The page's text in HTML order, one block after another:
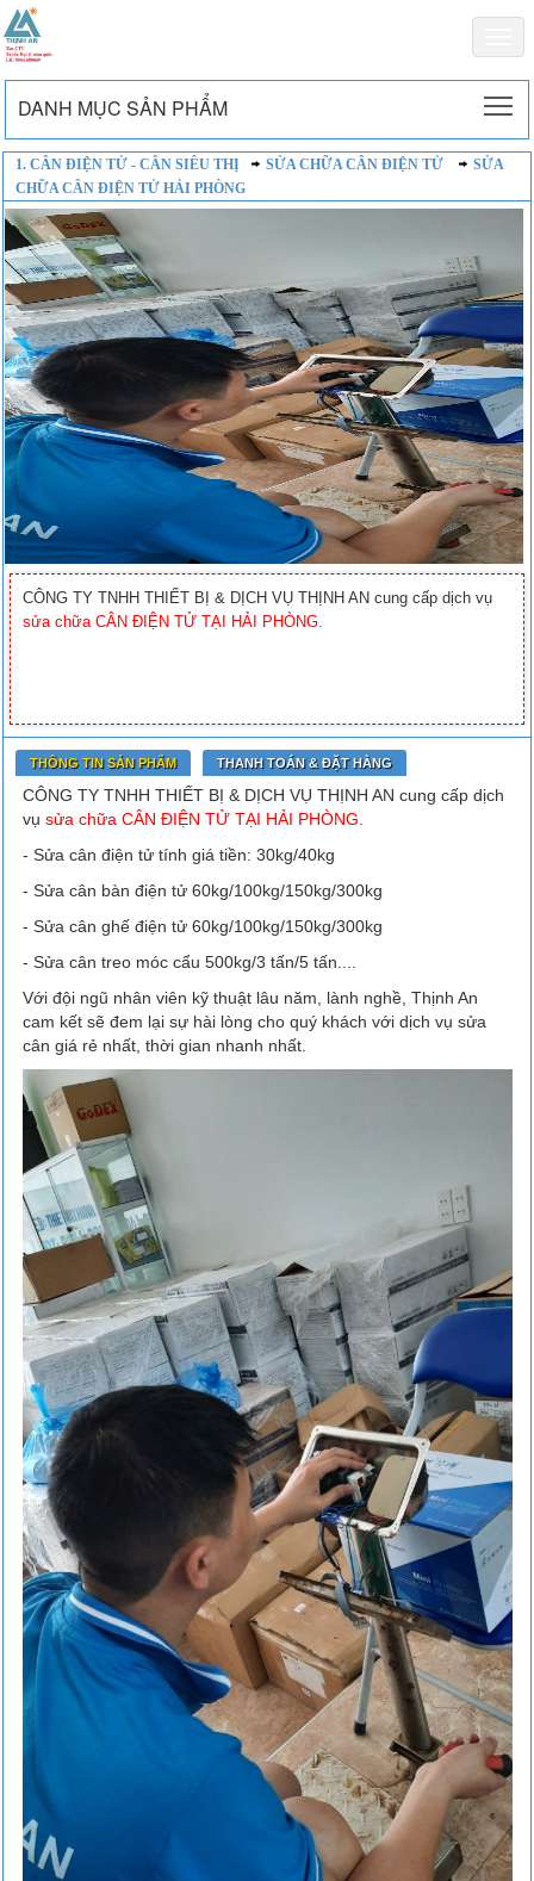
DANH MỤC SẢN PHẨM
1. CÂN ĐIỆN TỬ - CÂN SIÊU THỊ SỬA CHỮA CÂN ĐIỆN TỬ
SỬA
CHỮA CÂN ĐIỆN TỬ HẢI PHÒNG
CÔNG TY TNHH THIẾT BỊ & DỊCH VỤ THỊNH AN cung cấp dịch vụ
sửa chữa CÂN ĐIỆN TỬ TẠI HẢI PHÒNG.
THÔNG TIN SẢN PHẨM THANH TOÁN & ĐẶT HÀNG
CÔNG TY TNHH THIẾT BỊ & DỊCH VỤ THỊNH AN cung cấp dịch
vụ sửa chữa CÂN ĐIỆN TỬ TẠI HẢI PHÒNG.
- Sửa cân điện tử tính giá tiền: 30kg/40kg
- Sửa cân bàn điện tử 60kg/100kg/150kg/300kg
- Sửa cân ghế điện tử 60kg/100kg/150kg/300kg
- Sửa cân treo móc cẩu 500kg/3 tấn/5 tấn....
Với đội ngũ nhân viên kỹ thuật lâu năm, lành nghề, Thịnh An
cam kết sẽ đem lại sự hài lòng cho quý khách với dịch vụ sửa
cân giá rẻ nhất, thời gian nhanh nhất.